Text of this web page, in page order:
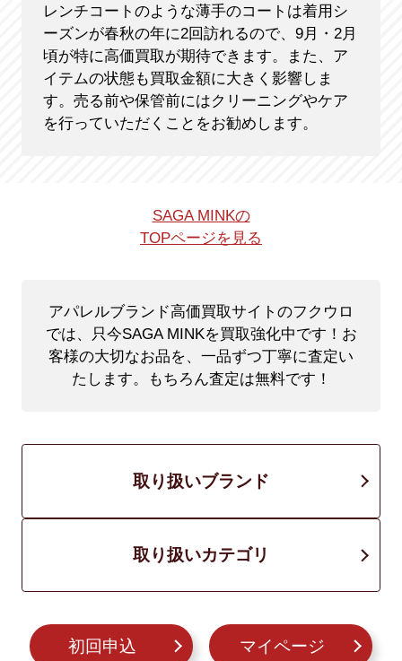
レンチコートのような薄手のコートは着用シ
ーズンが春秋の年に2回訪れるので、9月・2月
頃が特に高価買取が期待できます。また、ア
イテムの状態も買取金額に大きく影響しま
す。売る前や保管前にはクリーニングやケア
を行っていただくことをお勧めします。
SAGA MINKの
TOPページを見る
アパレルブランド高価買取サイトのフクウロ
では、只今SAGA MINKを買取強化中です！ お
客様の大切なお品を、一品ずつ丁寧に査定い
たします。もちろん査定は無料です！
取り扱いブランド
取り扱いカテゴリ
初回申込 マイページ